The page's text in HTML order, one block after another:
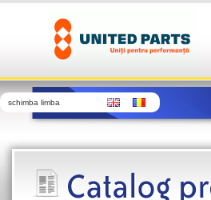
schimba limba